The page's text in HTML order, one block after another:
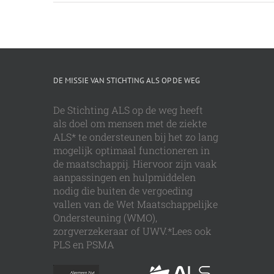
DE MISSIE VAN STICHTING ALS OP DE WEG
De Stichting ALS op de weg heeft
als doel om mensen met de ziekte
ALS* te ondersteunen bij het zo lang
mogelijk optimaal functioneren in
de maatschappij. Hiervoor zijn vaak
aanpassingen en hulpmiddelen
nodig die buiten de vergoeding
vallen van de Wet Maatschappelijke
Ondersteuning (WMO),
zorgverzekeraar of UWV.*Lees ook
PLS en PSMA